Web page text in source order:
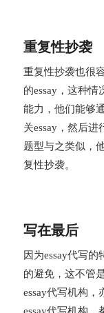
重复性抄袭
重复性抄袭也很
的essay，这种
能力，他们能够
关essay，然后
题型与之类似，
复性抄袭。
写在最后
因为essay代写
的避免，这不管
essay代写机构，